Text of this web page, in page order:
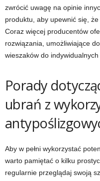
zwrócić uwagę na opinie
produktu, aby upewnić się, że
Coraz więcej producentów
rozwiązania, umożliwiające
wieszaków do indywidualnych
Porady
ubrań z
Aby w pełni wykorzystać
warto pamiętać o kilku
regularnie przeglądaj swoją